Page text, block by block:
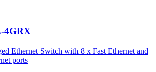
4GRX
Ethernet Switch with 8 x Fast Ethernet and
ports